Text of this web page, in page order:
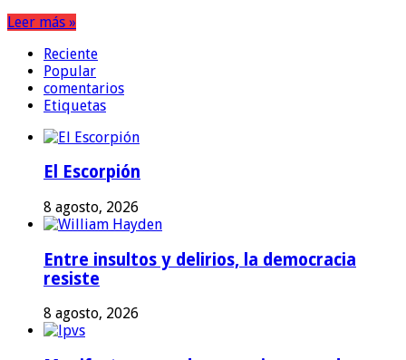
Leer más »
Reciente
Popular
comentarios
Etiquetas
El Escorpión
8 agosto, 2026
Entre insultos y delirios, la democracia
resiste
8 agosto, 2026